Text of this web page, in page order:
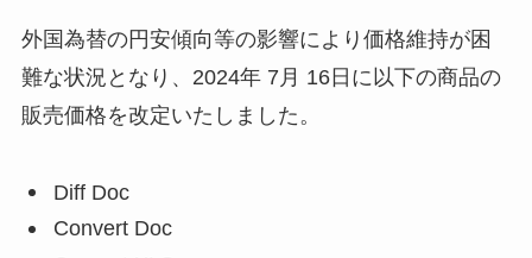
外国為替の円安傾向等の影響により価格維持が困
難な状況となり、2024年 7月 16日に以下の商品の
販売価格を改定いたしました。
Diff Doc
Convert Doc